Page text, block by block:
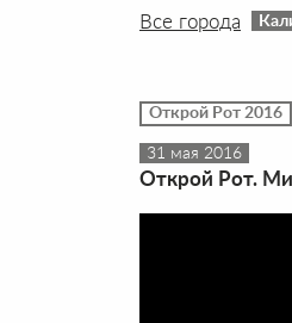
Все города
Открой Рот 2016
31 мая 2016
Открой Рот.